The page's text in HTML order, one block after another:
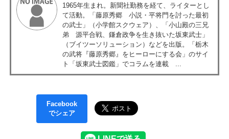
1965年生まれ。新聞社勤務を経て、ライターとし
て活動。「藤原秀郷 小説・平将門を討った最初
の武士」（小学館スクウェア）、「小山殿の三兄
弟 源平合戦、鎌倉政争を生き抜いた坂東武士」
（ブイツーソリューション）などを出版。「栃木
の武将『藤原秀郷』をヒーローにする会」のサイ
ト「坂東武士図鑑」でコラムを連載 ...
Facebook
でシェア